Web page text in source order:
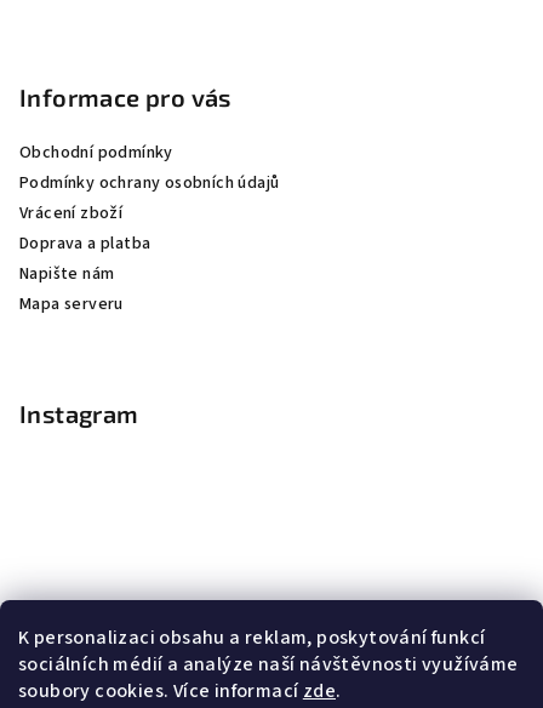
K personalizaci obsahu a reklam, poskytování funkcí
sociálních médií a analýze naší návštěvnosti využíváme
soubory cookies. Více informacízde.
Informace pro vás
Obchodní podmínky
Podmínky ochrany osobních údajů
Vrácení zboží
Doprava a platba
Napište nám
Mapa serveru
Instagram